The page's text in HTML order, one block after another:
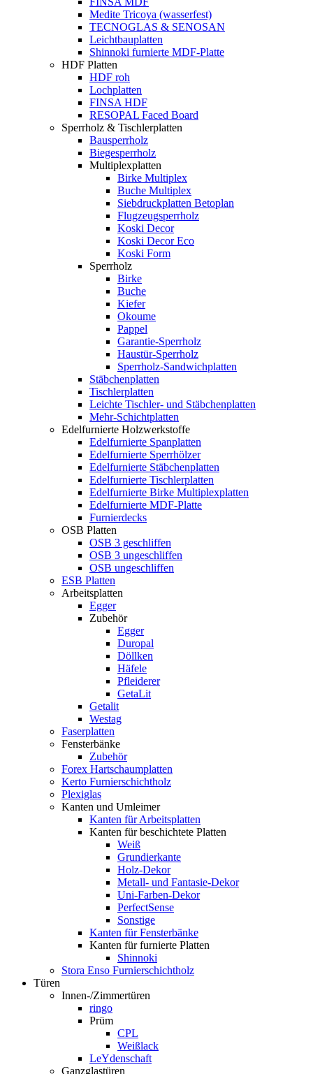
Medite Tricoya (wasserfest)
TECNOGLAS & SENOSAN
Leichtbauplatten
Shinnoki furnierte MDF-Platte
HDF Platten
HDF roh
Lochplatten
FINSA HDF
RESOPAL Faced Board
Sperrholz & Tischlerplatten
Bausperrholz
Biegesperrholz
Multiplexplatten
Birke Multiplex
Buche Multiplex
Siebdruckplatten Betoplan
Flugzeugsperrholz
Koski Decor
Koski Decor Eco
Koski Form
Sperrholz
Birke
Buche
Kiefer
Okoume
Pappel
Garantie-Sperrholz
Haustür-Sperrholz
Sperrholz-Sandwichplatten
Stäbchenplatten
Tischlerplatten
Leichte Tischler- und Stäbchenplatten
Mehr-Schichtplatten
Edelfurnierte Holzwerkstoffe
Edelfurnierte Spanplatten
Edelfurnierte Sperrhölzer
Edelfurnierte Stäbchenplatten
Edelfurnierte Tischlerplatten
Edelfurnierte Birke Multiplexplatten
Edelfurnierte MDF-Platte
Furnierdecks
OSB Platten
OSB 3 geschliffen
OSB 3 ungeschliffen
OSB ungeschliffen
ESB Platten
Arbeitsplatten
Egger
Zubehör
Egger
Duropal
Döllken
Häfele
Pfleiderer
GetaLit
Getalit
Westag
Faserplatten
Fensterbänke
Zubehör
Forex Hartschaumplatten
Kerto Furnierschichtholz
Plexiglas
Kanten und Umleimer
Kanten für Arbeitsplatten
Kanten für beschichtete Platten
Weiß
Grundierkante
Holz-Dekor
Metall- und Fantasie-Dekor
Uni-Farben-Dekor
PerfectSense
Sonstige
Kanten für Fensterbänke
Kanten für furnierte Platten
Shinnoki
Stora Enso Furnierschichtholz
Türen
Innen-/Zimmertüren
ringo
Prüm
CPL
Weißlack
LeYdenschaft
Ganzglastüren